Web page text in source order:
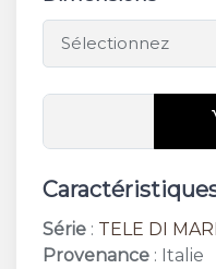
Série : TELE DI
Provenance : Italie